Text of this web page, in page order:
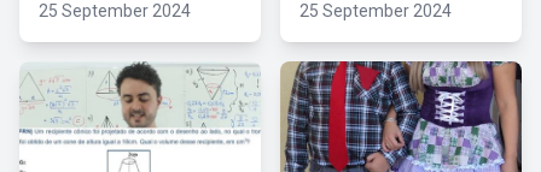
25 September 2024 25 September 2024